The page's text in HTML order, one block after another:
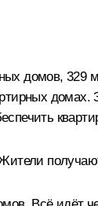
домов,